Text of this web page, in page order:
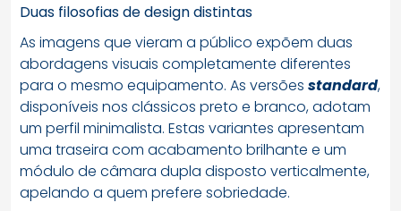
Duas filosofias de design distintas
As imagens que vieram a público expõem duas
abordagens visuais completamente diferentes
para o mesmo equipamento. As versões standard,
disponíveis nos clássicos preto e branco, adotam
um perfil minimalista. Estas variantes apresentam
uma traseira com acabamento brilhante e um
módulo de câmara dupla disposto verticalmente,
apelando a quem prefere sobriedade.